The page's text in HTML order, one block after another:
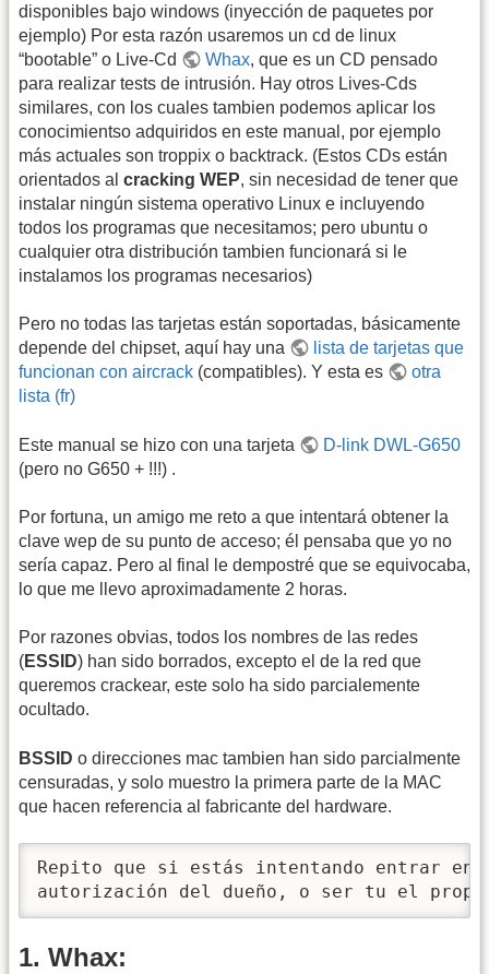
disponibles bajo windows (inyección de paquetes por
ejemplo) Por esta razón usaremos un cd de linux
“bootable” o Live-Cd
Whax, que es un CD pensado
para realizar tests de intrusión. Hay otros Lives-Cds
similares, con los cuales tambien podemos aplicar los
conocimientso adquiridos en este manual, por ejemplo
más actuales son troppix o backtrack. (Estos CDs están
orientados al cracking WEP, sin necesidad de tener que
instalar ningún sistema operativo Linux e incluyendo
todos los programas que necesitamos; pero ubuntu o
cualquier otra distribución tambien funcionará si le
instalamos los programas necesarios)
Pero no todas las tarjetas están soportadas, básicamente
depende del chipset, aquí hay una
lista de tarjetas que
funcionan con aircrack (compatibles). Y esta es
otra
lista (fr)
Este manual se hizo con una tarjeta
D-link DWL-G650
(pero no G650 + !!!) .
Por fortuna, un amigo me reto a que intentará obtener la
clave wep de su punto de acceso; él pensaba que yo no
sería capaz. Pero al final le dempostré que se equivocaba,
lo que me llevo aproximadamente 2 horas.
Por razones obvias, todos los nombres de las redes
(ESSID) han sido borrados, excepto el de la red que
queremos crackear, este solo ha sido parcialemente
ocultado.
BSSID o direcciones mac tambien han sido parcialmente
censuradas, y solo muestro la primera parte de la MAC
que hacen referencia al fabricante del hardware.
Repito que si estás intentando entrar
autorización del dueño, o ser tu el
1. Whax: